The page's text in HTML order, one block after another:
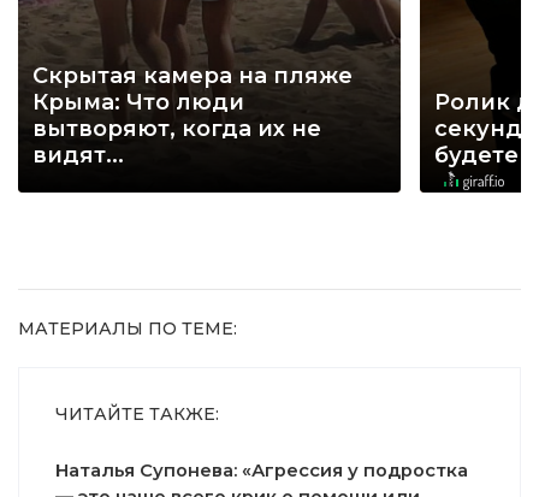
Скрытая камера на пляже
Крыма: Что люди
вытворяют, когда их не
видят...
Ролик
секунд,
будете
МАТЕРИАЛЫ ПО ТЕМЕ:
ЧИТАЙТЕ ТАКЖЕ:
Наталья Супонева: «Агрессия у подростка